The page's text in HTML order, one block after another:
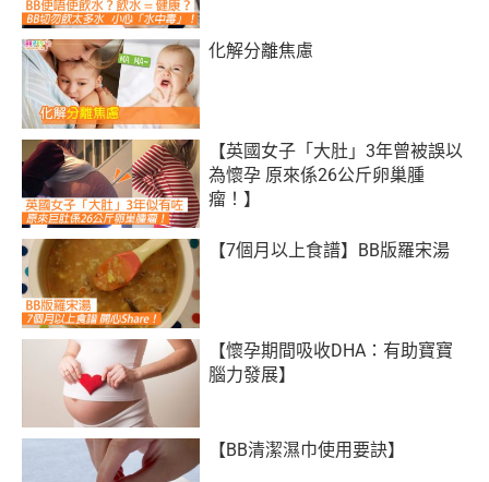
化解分離焦慮
【英國女子「大肚」3年曾被誤以
為懷孕 原來係26公斤卵巢腫
瘤！】
【7個月以上食譜】BB版羅宋湯
【懷孕期間吸收DHA：有助寶寶
腦力發展】
【BB清潔濕巾使用要訣】